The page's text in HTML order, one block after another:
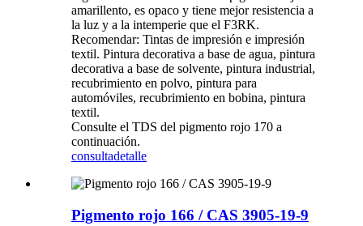
amarillento, es opaco y tiene mejor resistencia a
la luz y a la intemperie que el F3RK.
Recomendar: Tintas de impresión e impresión
textil. Pintura decorativa a base de agua, pintura
decorativa a base de solvente, pintura industrial,
recubrimiento en polvo, pintura para
automóviles, recubrimiento en bobina, pintura
textil.
Consulte el TDS del pigmento rojo 170 a
continuación.
consultadetalle
Pigmento rojo 166 / CAS 3905-19-9